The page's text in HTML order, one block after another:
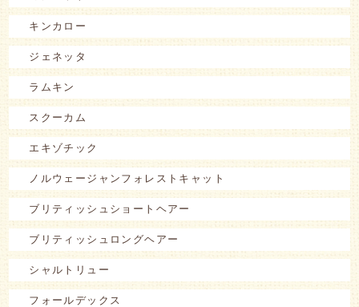
キンカロー
ジェネッタ
ラムキン
スクーカム
エキゾチック
ノルウェージャンフォレストキャット
ブリティッシュショートヘアー
ブリティッシュロングヘアー
シャルトリュー
フォールデックス